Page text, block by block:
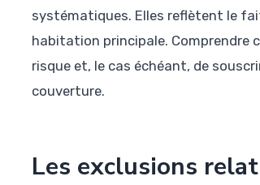
systématiques. Elles reflètent le
habitation principale. Comprendre
risque et, le cas échéant, de
couverture.
Les exclusions